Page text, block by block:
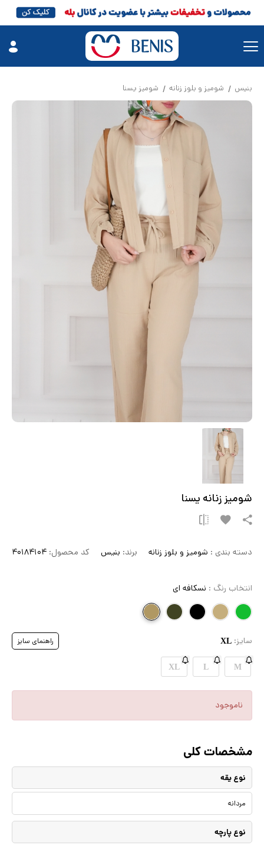
بنیس شومیز و بلوز زنانه شومیز یسنا
شومیز زنانه یسنا
دسته بندی : شومیز و بلوز زنانه برند: بنیس کد محصول: 40184104
انتخاب رنگ : نسکافه ای
سایز: XL راهنمای سایز
M
L
XL
ناموجود
مشخصات کلی
نوع یقه
مردانه
نوع پارچه